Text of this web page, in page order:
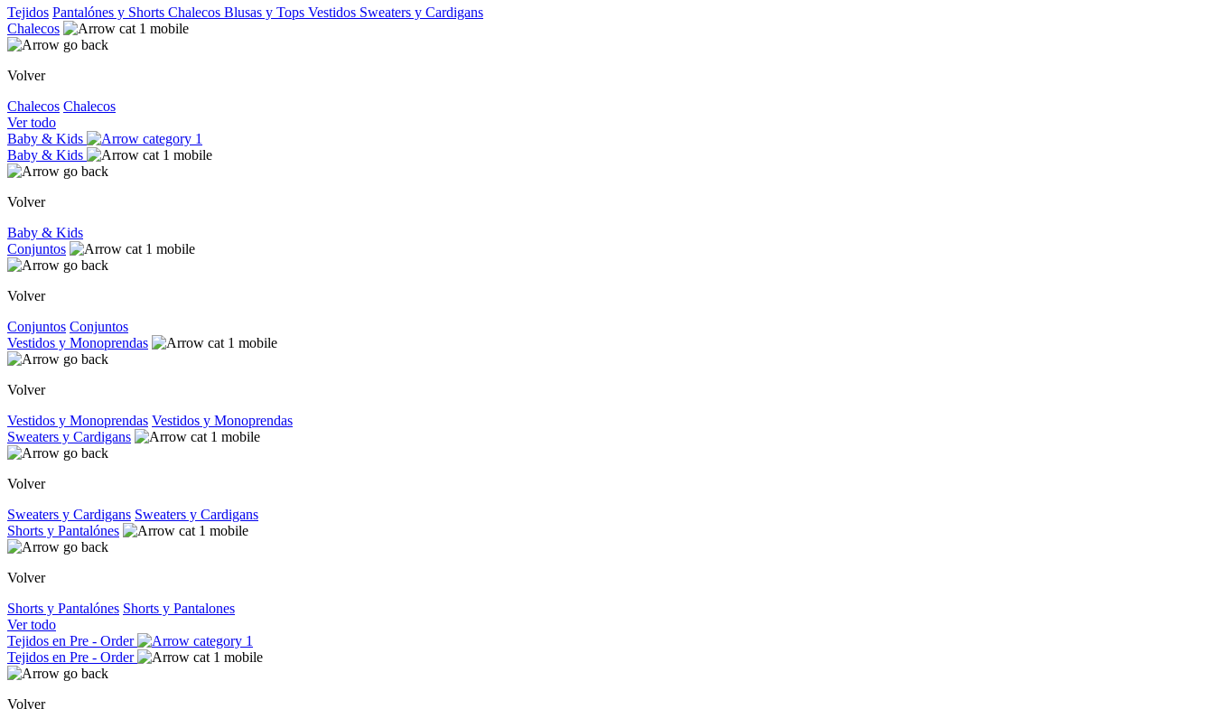
Tejidos Pantalónes y Shorts Chalecos Blusas y Tops Vestidos Sweaters y Cardigans
Chalecos
Volver
Chalecos Chalecos
Ver todo
Baby & Kids
Baby & Kids
Volver
Baby & Kids
Conjuntos
Volver
Conjuntos Conjuntos
Vestidos y Monoprendas
Volver
Vestidos y Monoprendas Vestidos y Monoprendas
Sweaters y Cardigans
Volver
Sweaters y Cardigans Sweaters y Cardigans
Shorts y Pantalónes
Volver
Shorts y Pantalónes Shorts y Pantalones
Ver todo
Tejidos en Pre - Order
Tejidos en Pre - Order
Volver